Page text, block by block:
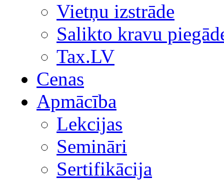
Vietņu izstrāde
Salikto kravu
Tax.LV
Cenas
Apmācība
Lekcijas
Semināri
Sertifikācija